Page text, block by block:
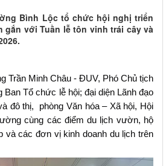
Bình Lộc tổ chức hội nghị triển
gắn với Tuần lễ tôn vinh trái cây và
Trần Minh Châu - ĐUV, Phó Chủ tịch
Tổ chức lễ hội; đại diện Lãnh đạo
đô thị,  phòng Văn hóa – Xã hội, Hội
cùng các điểm du lịch vườn, hộ
và các đơn vị kinh doanh du lịch trên